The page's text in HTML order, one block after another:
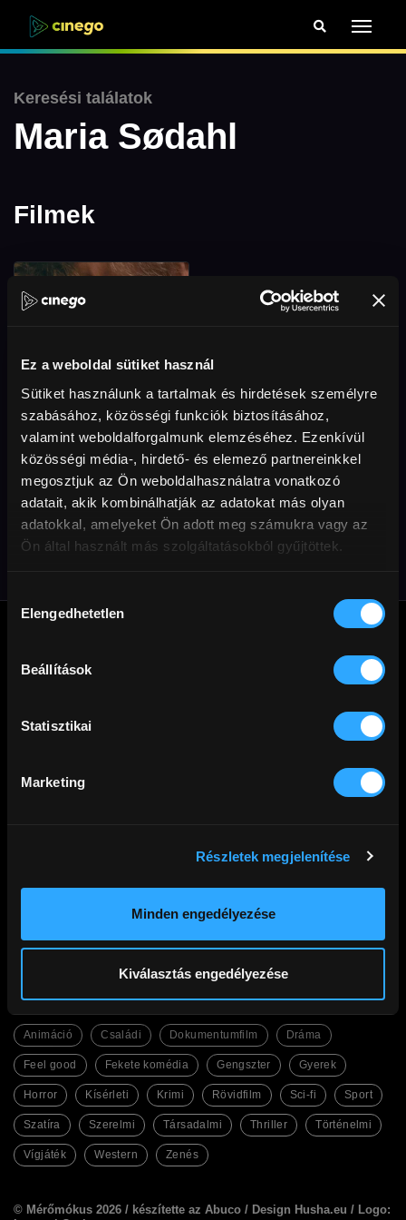
Ez a weboldal sütiket használ
Sütiket használunk a tartalmak és hirdetések személyre
szabásához, közösségi funkciók biztosításához,
valamint weboldalforgalmunk elemzéséhez. Ezenkívül
közösségi média-, hirdető- és elemező partnereinkkel
megosztjuk az Ön weboldalhasználatra vonatkozó
adatait, akik kombinálhatják az adatokat más olyan
adatokkal, amelyeket Ön adott meg számukra vagy az
Ön által használt más szolgáltatásokból gyűjtöttek.
kiválasztása
Elengedhetetlen
Beállítások
Statisztikai
Marketing
Részletek megjelenítése
Minden engedélyezése
Kiválasztás engedélyezése
Keresési találatok
Maria Sødahl
Filmek
Remény
Ajándék előfizetés
Adatkezelési tájékoztató
Általános Szerződési Feltételek
Kapcsolat
Filmek
Legnézettebb
Magyar filmek
Szinkronos filmek
Műfajok
Animáció Családi Dokumentumfilm Dráma
Feel good Fekete komédia Gengszter Gyerek
Horror Kísérleti Krimi Rövidfilm Sci-fi Sport
Szatíra Szerelmi Társadalmi Thriller Történelmi
Vígjáték Western Zenés
© Mérőmókus 2026 / készítette az Abuco / Design Husha.eu / Logo: